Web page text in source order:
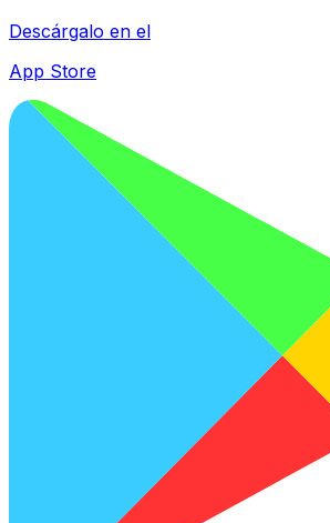
Descárgalo en el
App Store